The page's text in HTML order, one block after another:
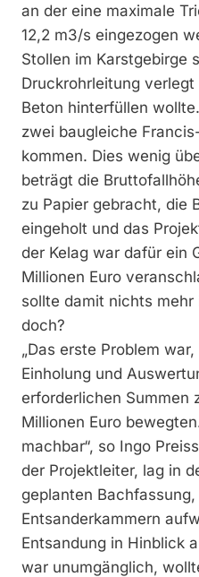
an der eine maximale
12,2 m3/s eingezogen
Stollen im Karstgebirge
Druckrohrleitung
Beton hinterfüllen
zwei baugleiche
kommen. Dies wenig
beträgt die
zu Papier gebracht, die
eingeholt und das
der Kelag war dafür ein
Millionen Euro
sollte damit nichts
doch?
„Das erste Problem
Einholung und
erforderlichen Summen
Millionen Euro
machbar“, so Ingo
der Projektleiter, lag in
geplanten
Entsanderkammern
Entsandung in Hinblick
war unumgänglich,